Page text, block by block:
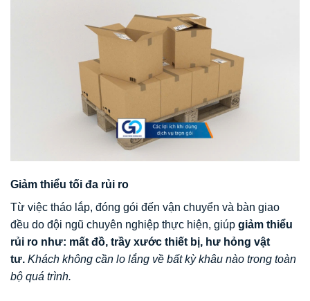
Giảm thiểu tối đa rủi ro
Từ việc tháo lắp, đóng gói đến vận chuyển và bàn giao
đều do đội ngũ chuyên nghiệp thực hiện, giúp giảm thiểu
rủi ro như: mất đồ, trầy xước thiết bị, hư hỏng vật
tư. Khách không cần lo lắng về bất kỳ khâu nào trong toàn
bộ quá trình.